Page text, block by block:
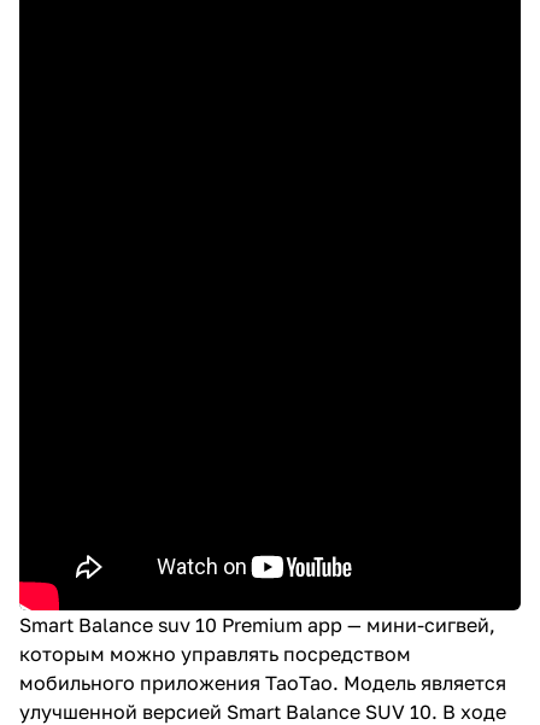
Smart Balance suv 10 Premium app — мини-сигвей,
которым можно управлять посредством
мобильного приложения TaoTao. Модель является
улучшенной версией Smart Balance SUV 10. В ходе